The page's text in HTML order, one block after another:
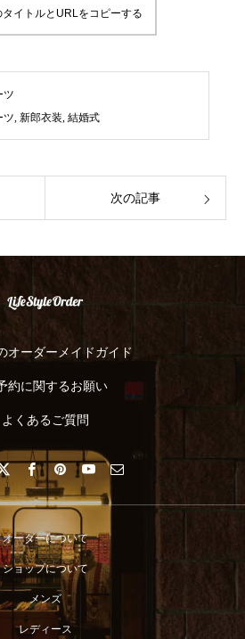
タイトルとURLをコピーする
ツ
ツ, 新郎衣装, 結婚式
次の記事
オーダーメイドガイド
約に関するお願い
よくあるご質問
オーダーについて
ショップについて
メンズ
レディース